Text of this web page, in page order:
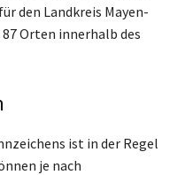
den Landkreis Mayen-
Orten innerhalb des
ist in der Regel
je nach